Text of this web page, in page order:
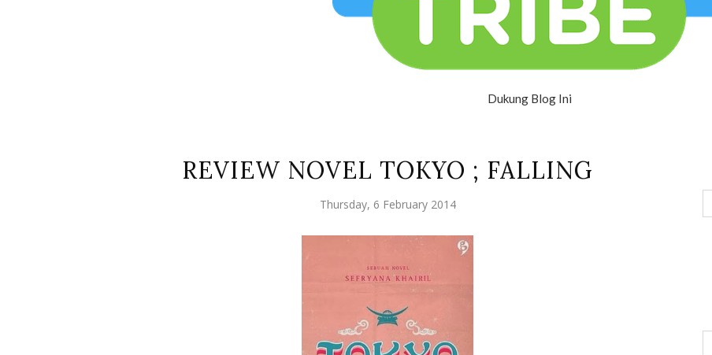
Dukung Blog Ini
REVIEW NOVEL TOKYO ; FALLING
Thursday, 6 February 2014